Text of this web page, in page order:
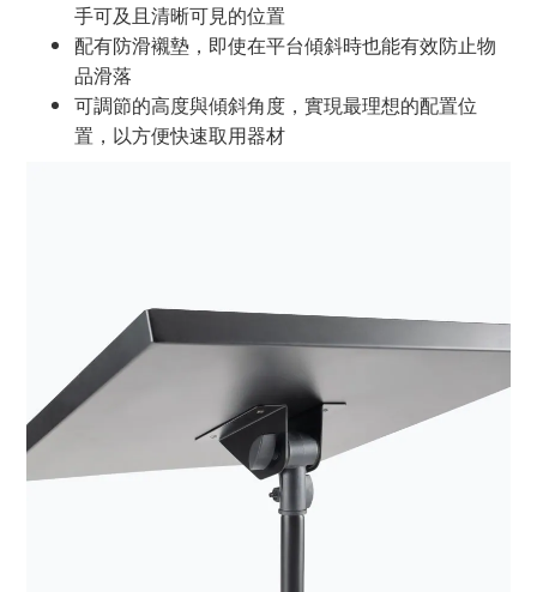
手可及且清晰可見的位置
配有防滑襯墊，即使在平台傾斜時也能有效防止物
品滑落
可調節的高度與傾斜角度，實現最理想的配置位
置，以方便快速取用器材